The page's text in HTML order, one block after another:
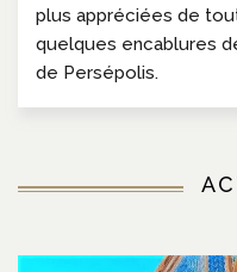
plus appréciées de
quelques encablures
de Persépolis.